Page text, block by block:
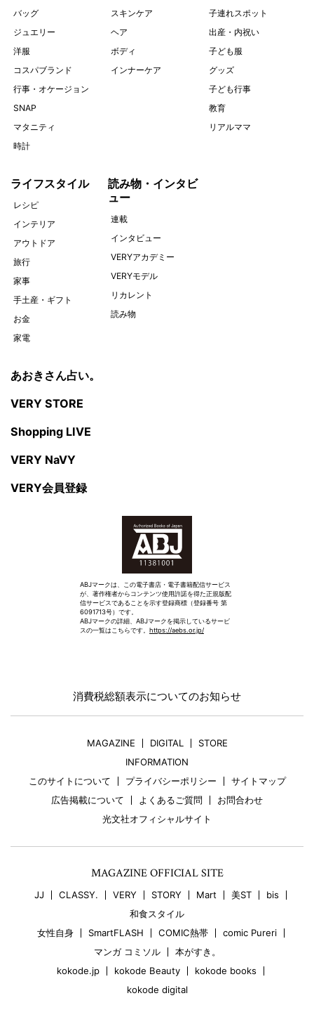
バッグ
ジュエリー
洋服
コスパブランド
行事・オケージョン
SNAP
マタニティ
時計
スキンケア
ヘア
ボディ
インナーケア
子連れスポット
出産・内祝い
子ども服
グッズ
子ども行事
教育
リアルママ
ライフスタイル
レシピ
インテリア
アウトドア
旅行
家事
手土産・ギフト
お金
家電
読み物・インタビ
ュー
連載
インタビュー
VERYアカデミー
VERYモデル
リカレント
読み物
あおきさん占い。
VERY STORE
Shopping LIVE
VERY NaVY
VERY会員登録
ABJマークは、この電子書店・電子書籍配信サービス
が、著作権者からコンテンツ使用許諾を得た正規版配
信サービスであることを示す登録商標（登録番号 第
6091713号）です。
ABJマークの詳細、ABJマークを掲示しているサービ
スの一覧はこちらです。 https://aebs.or.jp/
消費税総額表示についてのお知らせ
MAGAZINE DIGITAL
STORE
INFORMATION
このサイトについて
プライバシーポリシー
サイトマップ
広告掲載について
よくあるご質問
お問合わせ
光文社オフィシャルサイト
MAGAZINE OFFICIAL SITE
JJ CLASSY. VERY STORY Mart 美ST
bis
和食スタイル
女性自身
SmartFLASH COMIC熱帯
comic Pureri
マンガ コミソル
本がすき。
kokode.jp
kokode Beauty
kokode books
kokode digital